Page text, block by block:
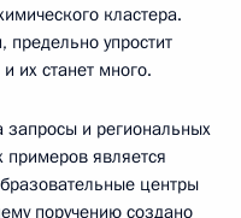
кластера.
предельно упростит
их станет много.
запросы и региональных
является
центры
поручению создано